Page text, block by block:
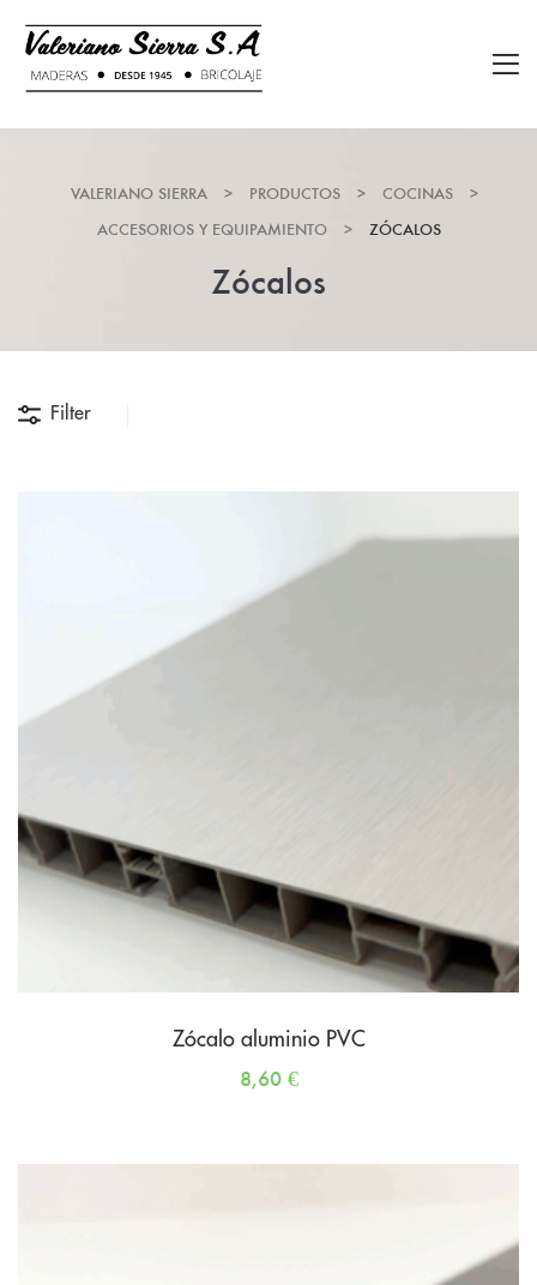
VALERIANO SIERRA > PRODUCTOS > COCINAS
>
ACCESORIOS Y EQUIPAMIENTO
> ZÓCALOS
Zócalos
Filter
Zócalo aluminio PVC
8,60 €